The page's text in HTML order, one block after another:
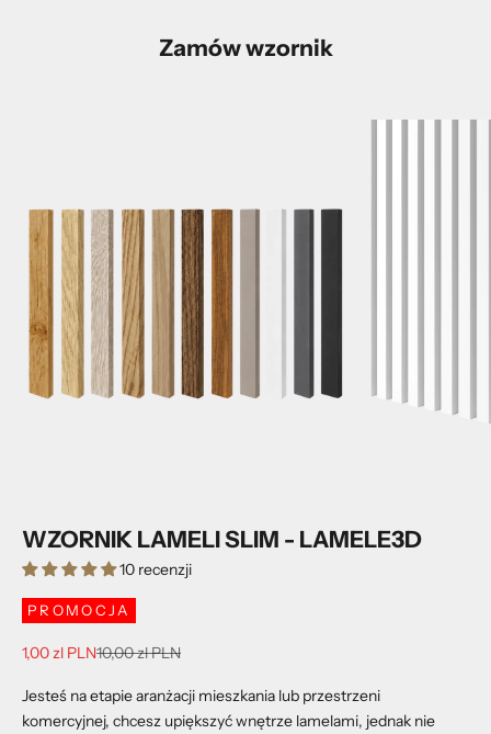
Zamów wzornik
WZORNIK LAMELI SLIM - LAMELE3D
10 recenzji
PROMOCJA
Cena promocyjna
1,00 zl PLNCena regularna
10,00 zl PLN
Jesteś na etapie aranżacji mieszkania lub przestrzeni
komercyjnej, chcesz upiększyć wnętrze lamelami, jednak nie